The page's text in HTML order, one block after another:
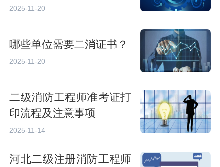
2025-11-20
哪些单位需要二消证书？
2025-11-20
二级消防工程师准考证打
印流程及注意事项
2025-11-14
河北二级注册消防工程师